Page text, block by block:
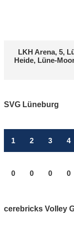
LKH Arena, 5,
Heide, Lüne-
SVG Lüneburg
1 2 3 4
0 0 0 0
cerebricks Volley